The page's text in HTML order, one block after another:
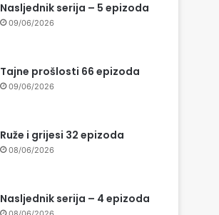
Nasljednik serija – 5 epizoda
09/06/2026
Tajne prošlosti 66 epizoda
09/06/2026
Ruže i grijesi 32 epizoda
08/06/2026
Nasljednik serija – 4 epizoda